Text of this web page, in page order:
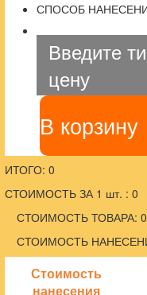
СПОСОБ
Введите
цену
В корзину
ИТОГО: 0
СТОИМОСТЬ ЗА 1 шт. : 0
СТОИМОСТЬ ТОВАРА: 0
СТОИМОСТЬ
Стоимость
нанесения